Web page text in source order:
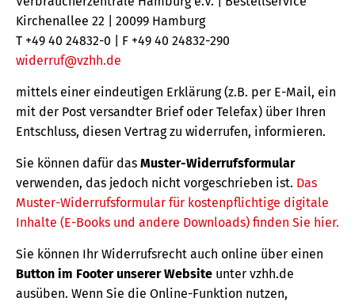
Kirchenallee 22 | 20099 Hamburg
T +49 40 24832-0 | F +49 40 24832-290
widerruf@vzhh.de
mittels einer eindeutigen Erklärung (z.B. per E-Mail, ein
mit der Post versandter Brief oder Telefax) über Ihren
Entschluss, diesen Vertrag zu widerrufen, informieren.
Sie können dafür das Muster-Widerrufsformular
verwenden, das jedoch nicht vorgeschrieben ist. Das
Muster-Widerrufsformular für kostenpflichtige digitale
Inhalte (E-Books und andere Downloads) finden Sie hier.
Sie können Ihr Widerrufsrecht auch online über einen
Button im Footer unserer Website unter vzhh.de
ausüben. Wenn Sie die Online-Funktion nutzen,